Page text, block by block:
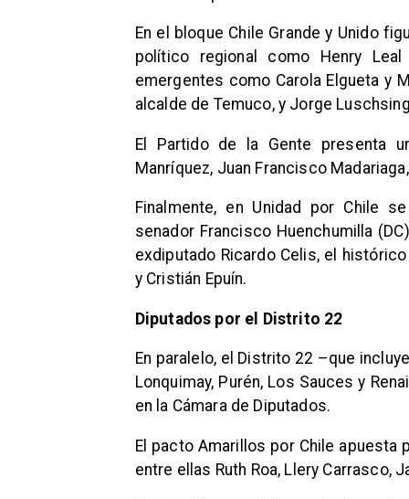
En el bloque Chile Grande y Unido
político regional como Henry
emergentes como Carola Elgueta y
alcalde de Temuco, y Jorge
El Partido de la Gente presenta
Manríquez, Juan Francisco
Finalmente, en Unidad por Chile
senador Francisco Huenchumilla
exdiputado Ricardo Celis, el
y Cristián Epuín.
Diputados por el Distrito 22
En paralelo, el Distrito 22 –que
Lonquimay, Purén, Los Sauces y
en la Cámara de Diputados.
El pacto Amarillos por Chile
entre ellas Ruth Roa, Llery Carrasco,